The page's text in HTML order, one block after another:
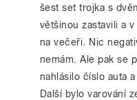
šest set trojka s
většinou zastavili a
na večeři. Nic
nemám. Ale pak se
nahlásilo číslo auta
Další bylo varování